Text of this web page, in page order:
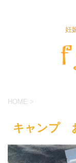
妊
HOME >
キャンプ